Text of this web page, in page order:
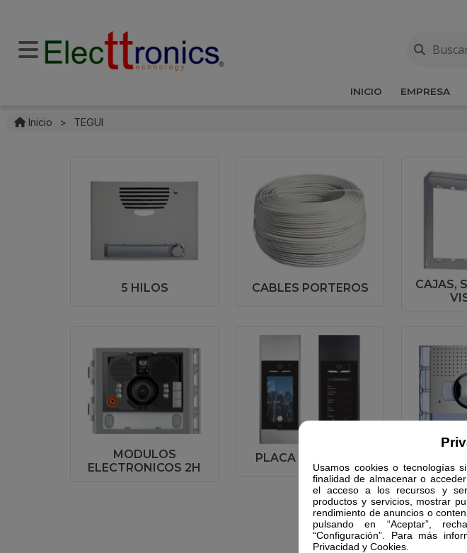
Usamos cookies o tecnologías
finalidad de almacenar o
el acceso a los recursos y
productos y servicios, mostrar
rendimiento de anuncios o
pulsando en “Aceptar”,
“Configuración”. Para más
Privacidad y Cookies.
INICIO EMPRESA
Inicio > TEGUI
5 HILOS CABLES PORTEROS
CAJAS,
MODULOS
ELECTRONICOS 2H
PLACA SERIE 5000